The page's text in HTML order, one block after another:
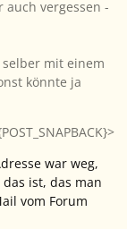
auch vergessen -
mit einem
könnte ja
war weg,
ist, das man
vom Forum